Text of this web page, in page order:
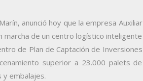
anunció hoy que la empresa Auxiliar
de un centro logístico inteligente
de Plan de Captación de Inversiones
superior a 23.000 palets de
y embalajes.